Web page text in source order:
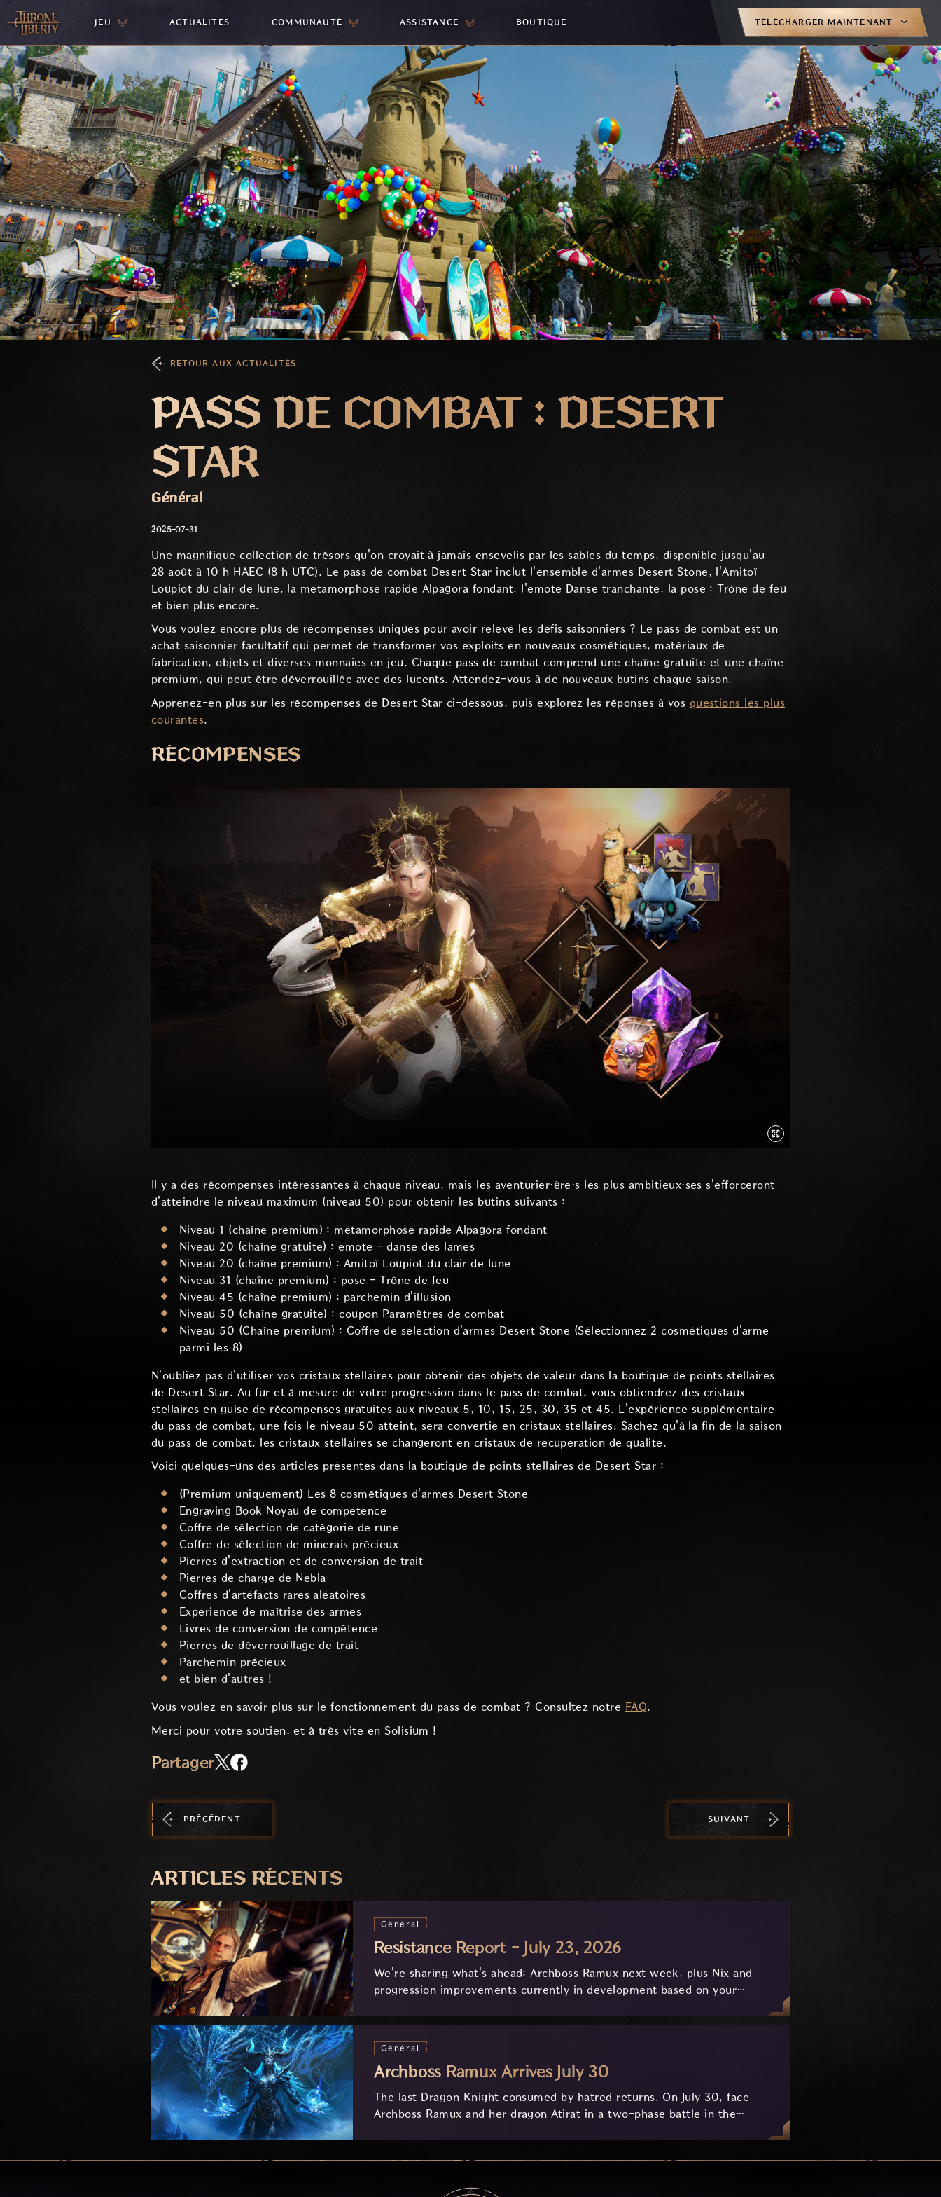
JEU ACTUALITÉS COMMUNAUTÉ ASSISTANCE BOUTIQUE TÉLÉCHARGER MAINTENANT
RETOUR AUX ACTUALITÉS
PASS DE COMBAT : DESERT
STAR
Général
2025-07-31
Une magnifique collection de trésors qu'on croyait à jamais ensevelis par les sables du temps, disponible jusqu'au
28 août à 10 h HAEC (8 h UTC). Le pass de combat Desert Star inclut l'ensemble d'armes Desert Stone, l'Amitoï
Loupiot du clair de lune, la métamorphose rapide Alpagora fondant, l'emote Danse tranchante, la pose : Trône de feu
et bien plus encore.
Vous voulez encore plus de récompenses uniques pour avoir relevé les défis saisonniers ? Le pass de combat est un
achat saisonnier facultatif qui permet de transformer vos exploits en nouveaux cosmétiques, matériaux de
fabrication, objets et diverses monnaies en jeu. Chaque pass de combat comprend une chaîne gratuite et une chaîne
premium, qui peut être déverrouillée avec des lucents. Attendez-vous à de nouveaux butins chaque saison.
Apprenez-en plus sur les récompenses de Desert Star ci-dessous, puis explorez les réponses à vos questions les plus
courantes.
RÉCOMPENSES
Il y a des récompenses intéressantes à chaque niveau, mais les aventurier·ère·s les plus ambitieux·ses s'efforceront
d'atteindre le niveau maximum (niveau 50) pour obtenir les butins suivants :
Niveau 1 (chaîne premium) : métamorphose rapide Alpagora fondant
Niveau 20 (chaîne gratuite) : emote - danse des lames
Niveau 20 (chaîne premium) : Amitoï Loupiot du clair de lune
Niveau 31 (chaîne premium) : pose - Trône de feu
Niveau 45 (chaîne premium) : parchemin d'illusion
Niveau 50 (chaîne gratuite) : coupon Paramètres de combat
Niveau 50 (Chaîne premium) : Coffre de sélection d'armes Desert Stone (Sélectionnez 2 cosmétiques d'arme
parmi les 8)
N'oubliez pas d'utiliser vos cristaux stellaires pour obtenir des objets de valeur dans la boutique de points stellaires
de Desert Star. Au fur et à mesure de votre progression dans le pass de combat, vous obtiendrez des cristaux
stellaires en guise de récompenses gratuites aux niveaux 5, 10, 15, 25, 30, 35 et 45. L'expérience supplémentaire
du pass de combat, une fois le niveau 50 atteint, sera convertie en cristaux stellaires. Sachez qu'à la fin de la saison
du pass de combat, les cristaux stellaires se changeront en cristaux de récupération de qualité.
Voici quelques-uns des articles présentés dans la boutique de points stellaires de Desert Star :
(Premium uniquement) Les 8 cosmétiques d'armes Desert Stone
Engraving Book Noyau de compétence
Coffre de sélection de catégorie de rune
Coffre de sélection de minerais précieux
Pierres d'extraction et de conversion de trait
Pierres de charge de Nebla
Coffres d'artéfacts rares aléatoires
Expérience de maîtrise des armes
Livres de conversion de compétence
Pierres de déverrouillage de trait
Parchemin précieux
et bien d'autres !
Vous voulez en savoir plus sur le fonctionnement du pass de combat ? Consultez notre FAQ.
Merci pour votre soutien, et à très vite en Solisium !
Partager
PRÉCÉDENT SUIVANT
ARTICLES RÉCENTS
Général
Resistance Report - July 23, 2026
We're sharing what's ahead: Archboss Ramux next week, plus Nix and
progression improvements currently in development based on your
Général
Archboss Ramux Arrives July 30
The last Dragon Knight consumed by hatred returns. On July 30, face
Archboss Ramux and her dragon Atirat in a two-phase battle in the